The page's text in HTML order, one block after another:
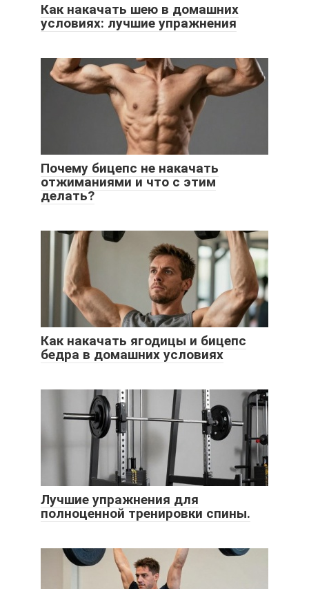
Как накачать шею в домашних
условиях: лучшие упражнения
Почему бицепс не накачать
отжиманиями и что с этим
делать?
Как накачать ягодицы и бицепс
бедра в домашних условиях
Лучшие упражнения для
полноценной тренировки спины.